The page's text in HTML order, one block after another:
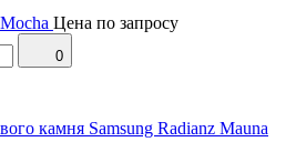
Цена по запросу
0